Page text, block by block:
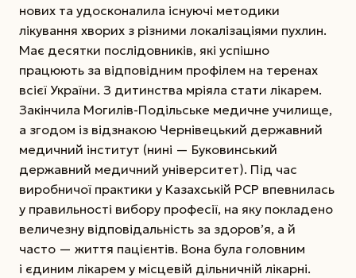
нових та удосконалила існуючі методики
лікування хворих з різними локалізаціями пухлин.
Має десятки послідовників, які успішно
працюють за відповідним профілем на теренах
всієї України. З дитинства мріяла стати лікарем.
Закінчила Могилів-Подільське медичне училище,
а згодом із відзнакою Чернівецький державний
медичний інститут (нині — Буковинський
державний медичний університет). Під час
виробничої практики у Казахській РСР впевнилась
у правильності вибору професії, на яку покладено
величезну відповідальність за здоров’я, а й
часто — життя пацієнтів. Вона була головним
і єдиним лікарем у місцевій дільничній лікарні.